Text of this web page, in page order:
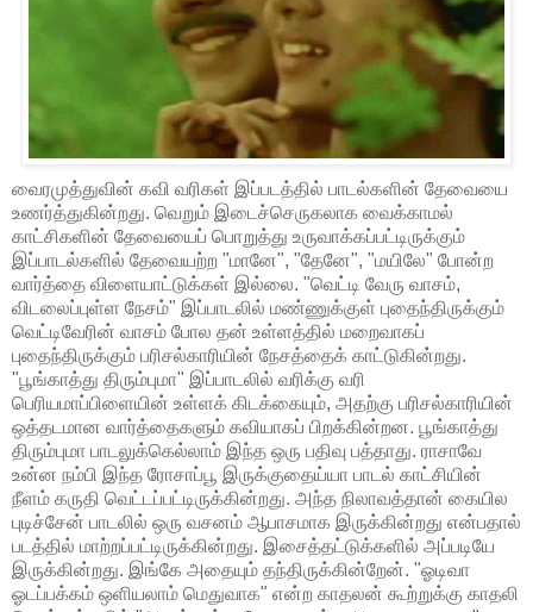
வைரமுத்துவின் கவி வரிகள் இப்படத்தில் பாடல்களின் தேவையை
உணர்த்துகின்றது. வெறும் இடைச்செருகலாக வைக்காமல்
காட்சிகளின் தேவையைப் பொறுத்து உருவாக்கப்பட்டிருக்கும்
இப்பாடல்களில் தேவையற்ற "மானே", "தேனே", "மயிலே" போன்ற
வார்த்தை விளையாட்டுக்கள் இல்லை. "வெட்டி வேரு வாசம்,
விடலைப்புள்ள நேசம்" இப்பாடலில் மண்ணுக்குள் புதைந்திருக்கும்
வெட்டிவேரின் வாசம் போல தன் உள்ளத்தில் மறைவாகப்
புதைந்திருக்கும் பரிசல்காரியின் நேசத்தைக் காட்டுகின்றது.
"பூங்காத்து திரும்புமா" இப்பாடலில் வரிக்கு வரி
பெரியமாப்பிளையின் உள்ளக் கிடக்கையும், அதற்கு பரிசல்காரியின்
ஒத்தடமான வார்த்தைகளும் கவியாகப் பிறக்கின்றன. பூங்காத்து
திரும்புமா பாடலுக்கெல்லாம் இந்த ஒரு பதிவு பத்தாது. ராசாவே
உன்ன நம்பி இந்த ரோசாப்பூ இருக்குதைய்யா பாடல் காட்சியின்
நீளம் கருதி வெட்டப்பட்டிருக்கின்றது. அந்த நிலாவத்தான் கையில
புடிச்சேன் பாடலில் ஒரு வசனம் ஆபாசமாக இருக்கின்றது என்பதால்
படத்தில் மாற்றப்பட்டிருக்கின்றது. இசைத்தட்டுக்களில் அப்படியே
இருக்கின்றது. இங்கே அதையும் தந்திருக்கின்றேன். "ஓடிவா
ஓடப்பக்கம் ஒளியலாம் மெதுவாக" என்ற காதலன் கூற்றுக்கு காதலி